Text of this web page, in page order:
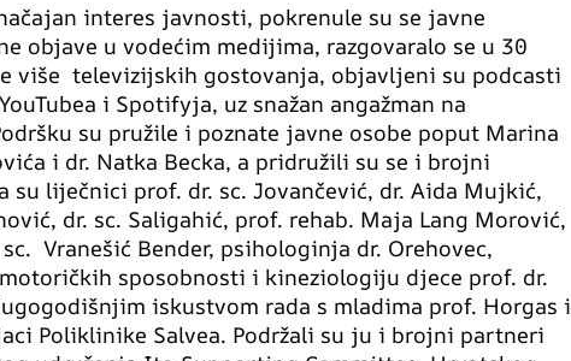
interes javnosti, pokrenule su se javne
objave u vodećim medijima, razgovaralo se u 30
više televizijskih gostovanja, objavljeni su podcasti
i Spotifyja, uz snažan angažman na
su pružile i poznate javne osobe poput Marina
i dr. Natka Becka, a pridružili su se i brojni
su liječnici prof. dr. sc. Jovančević, dr. Aida Mujkić,
dr. sc. Saligahić, prof. rehab. Maja Lang Morović,
Vranešić Bender, psihologinja dr. Orehovec,
sposobnosti i kineziologiju djece prof. dr.
iskustvom rada s mladima prof. Horgas i
Poliklinike Salvea. Podržali su ju i brojni partneri